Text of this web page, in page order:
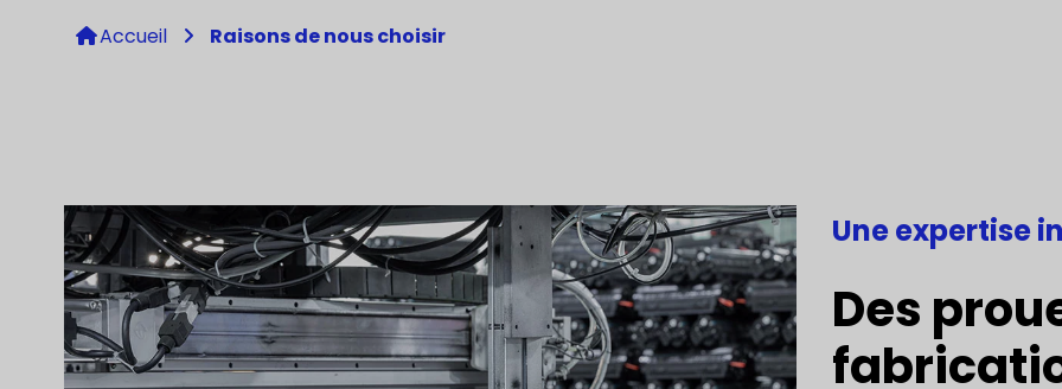
Accueil Raisons de nous choisir
Une expertise
Des